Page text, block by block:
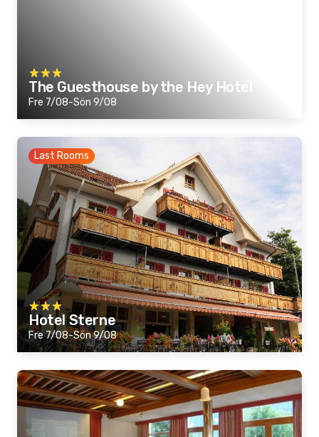
The Guesthouse by the Hey Hotel
Fre 7/08-Sön 9/08
Last Rooms
Hotel Sterne
Fre 7/08-Sön 9/08